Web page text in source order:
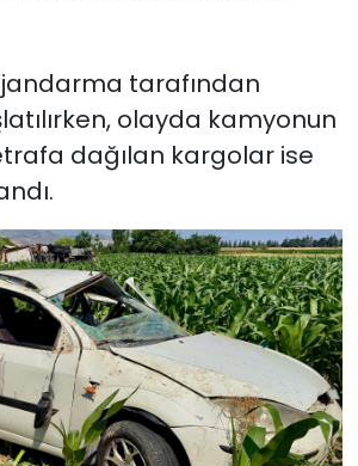
tarafından
olayda kamyonun
dağılan kargolar ise